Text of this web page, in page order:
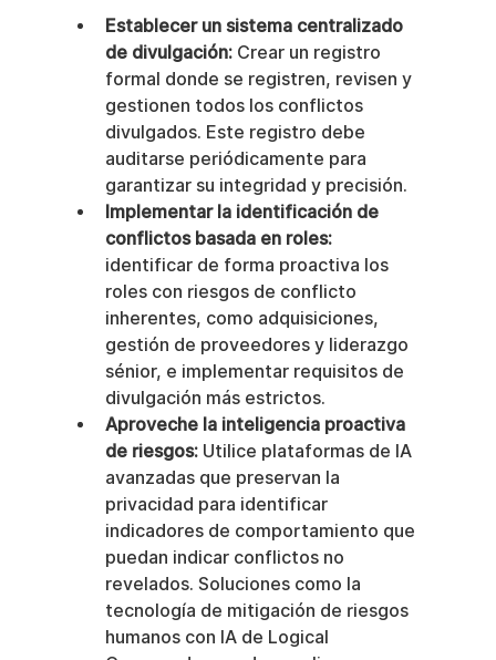
Establecer un sistema centralizado
de divulgación: Crear un registro
formal donde se registren, revisen y
gestionen todos los conflictos
divulgados. Este registro debe
auditarse periódicamente para
garantizar su integridad y precisión.
Implementar la identificación de
conflictos basada en roles:
identificar de forma proactiva los
roles con riesgos de conflicto
inherentes, como adquisiciones,
gestión de proveedores y liderazgo
sénior, e implementar requisitos de
divulgación más estrictos.
Aproveche la inteligencia proactiva
de riesgos: Utilice plataformas de IA
avanzadas que preservan la
privacidad para identificar
indicadores de comportamiento que
puedan indicar conflictos no
revelados. Soluciones como la
tecnología de mitigación de riesgos
humanos con IA de Logical